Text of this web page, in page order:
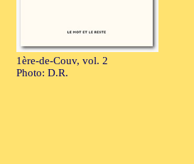
1ère-de-Couv, vol. 2
Photo: D.R.